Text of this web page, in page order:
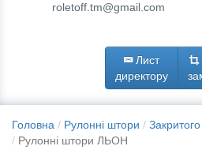
roletoff.tm@gmail.com
Лист
директору
Головна Рулонні штори
Рулонні штори ЛЬОН